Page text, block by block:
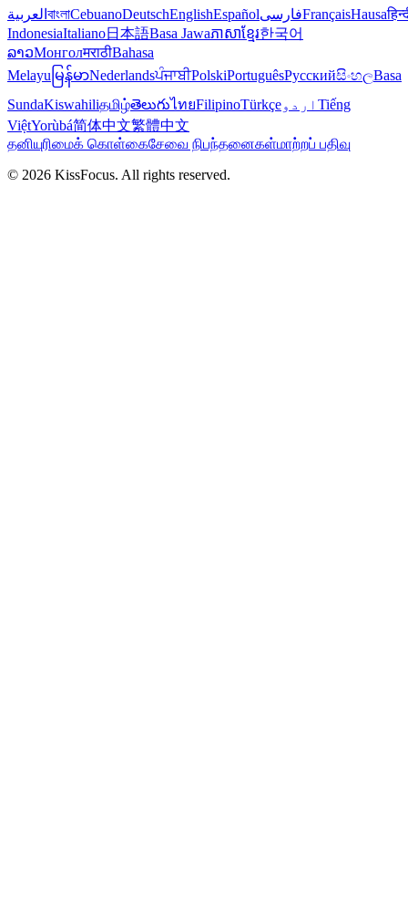
العربية বাংলাCebuanoDeutschEnglishEspañolفارسیFrançaisHausa
IndonesiaItaliano日本語Basa Jawaភាសាខ្មែរ한국어
ລາວМонголमराठीBahasa
Melayu မြန်မာNederlandsਪੰਜਾਬੀPolskiPortuguêsРусскийසිංහලBasa
SundaKiswahiliதமிழ்తెలుగుไทยFilipinoTürkçeاردو Tiếng
ViệtYorùbá简体中文繁體中文
தனியுரிமைக் கொள்கைசேவை நிபந்தனைகள்மாற்றப் பதிவு
© 2026 KissFocus. All rights reserved.